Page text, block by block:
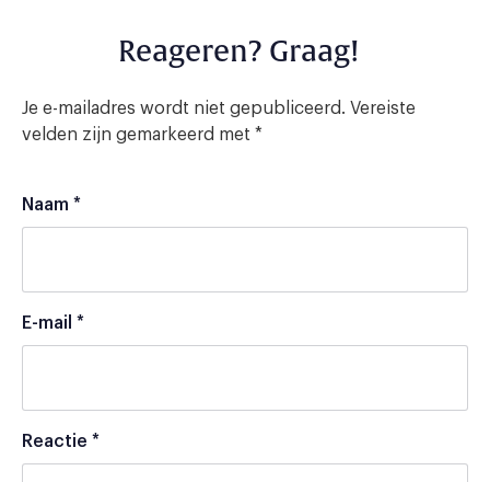
Reageren? Graag!
Je e-mailadres wordt niet gepubliceerd. Vereiste
velden zijn gemarkeerd met *
Naam *
E-mail *
Reactie *